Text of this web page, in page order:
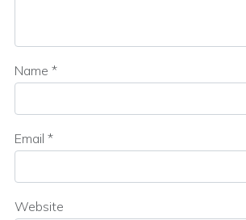
Name *
Email *
Website